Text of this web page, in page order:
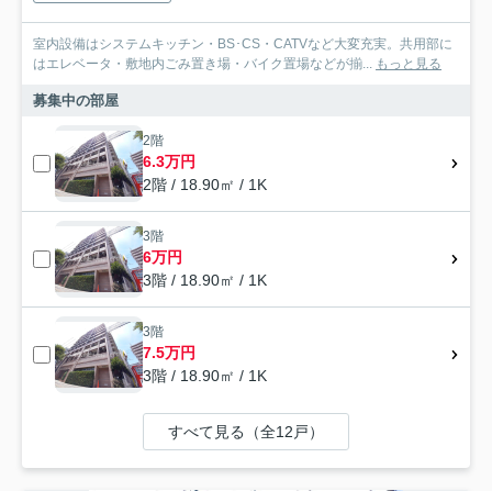
室内設備はシステムキッチン・BS･CS・CATVなど大変充実。共用部に
はエレベータ・敷地内ごみ置き場・バイク置場などが揃... もっと見る
募集中の部屋
2階
6.3万円
2階 / 18.90㎡ / 1K
3階
6万円
3階 / 18.90㎡ / 1K
3階
7.5万円
3階 / 18.90㎡ / 1K
すべて見る（全12戸）